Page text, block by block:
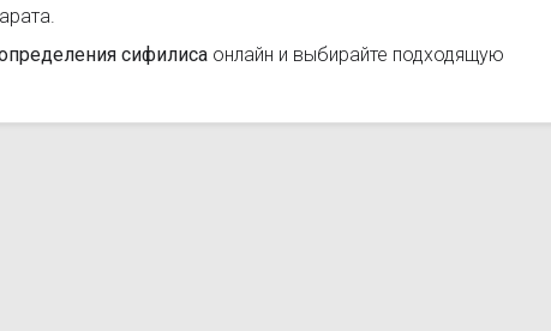
сифилиса онлайн и выбирайте подходящую